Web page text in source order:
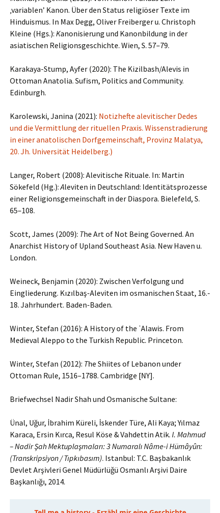
‚variablen’ Kanon. Über den Status religiöser Texte im
Hinduismus. In Max Degg, Oliver Freiberger u. Christoph
Kleine (Hgs.): Kanonisierung und Kanonbildung in der
asiatischen Religionsgeschichte. Wien, S. 57–79.
Karakaya-Stump, Ayfer (2020): The Kizilbash/Alevis in
Ottoman Anatolia. Sufism, Politics and Community.
Edinburgh.
Karolewski, Janina (2021): Notizhefte alevitischer Dedes
und die Vermittlung der rituellen Praxis. Wissenstradierung
in einer anatolischen Dorfgemeinschaft, Provinz Malatya,
20. Jh. Universität Heidelberg.)
Langer, Robert (2008): Alevitische Rituale. In: Martin
Sökefeld (Hg.):Aleviten in Deutschland: Identitätsprozesse
einer Religionsgemeinschaft in der Diaspora. Bielefeld, S.
65–108.
Scott, James (2009): The Art of Not Being Governed. An
Anarchist History of Upland Southeast Asia. New Haven u.
London.
Weineck, Benjamin (2020): Zwischen Verfolgung und
Eingliederung. Kızılbaş-Aleviten im osmanischen Staat, 16.-
18. Jahrhundert. Baden-Baden.
Winter, Stefan (2016): A History of the ʿAlawis. From
Medieval Aleppo to the Turkish Republic. Princeton.
Winter, Stefan (2012): The Shiites of Lebanon under
Ottoman Rule, 1516–1788. Cambridge [NY].
Briefwechsel Nadir Shah und Osmanische Sultane:
Ünal, Uğur, İbrahim Küreli, İskender Türe, Ali Kaya; Yılmaz
Karaca, Ersin Kırca, Resul Köse & Vahdettin Atik. I. Mahmud
– Nadir Şah Mektuplaşmaları: 3 Numaralı Nâme-i Hümâyûn:
(Transkripsiyon / Tıpkıbasım). Istanbul: T.C. Başbakanlık
Devlet Arşivleri Genel Müdürlüǧü Osmanlı Arşivi Daire
Başkanlığı, 2014.